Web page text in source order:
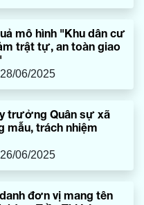
mô hình "Khu dân cư
trật tự, an toàn giao
06/2025
trưởng Quân sự xã
mẫu, trách nhiệm
06/2025
đơn vị mang tên